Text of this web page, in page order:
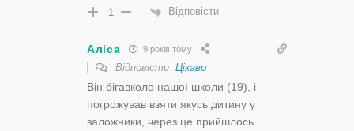
-1 Відповісти
Аліса 9 років тому
Відповісти Цікаво
Він бігавколо нашої школи (19), і
погрожував взяти якусь дитину у
заложники, через це прийшлось